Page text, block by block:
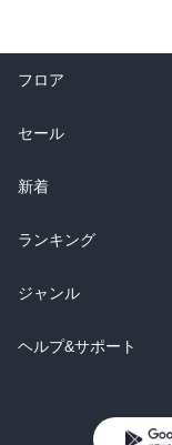
フロア
総合
ラノベ
雑誌・グラビア
BL・TL
セール
総合
ラノベ
雑誌・グラビア
BL・TL
新着
総合
ラノベ
雑誌・グラビア
ランキング
総合
ラノベ
ジャンル
コミック
ヘルプ&サポート